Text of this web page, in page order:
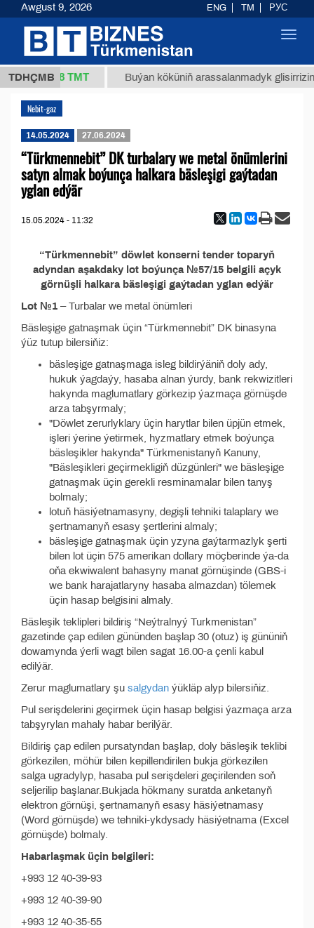
TDHÇMB
(kg.) 37,8 ТМТ Buýan köküniň arassalanmadyk glisirrizin
Nebit-gaz
14.05.2024 27.06.2024
“Türkmennebit” DK turbalary we metal önümlerini
satyn almak boýunça halkara bäsleşigi gaýtadan
yglan edýär
15.05.2024 - 11:32
“Türkmennebit” döwlet konserni tender toparyň
adyndan aşakdaky lot boýunça №57/15 belgili açyk
görnüşli halkara bäsleşigi gaýtadan yglan edýär
Lot №1 – Turbalar we metal önümleri
Bäsleşige gatnaşmak üçin “Türkmennebit” DK binasyna
ýüz tutup bilersiňiz:
bäsleşige gatnaşmaga isleg bildirýäniň doly ady,
hukuk ýagdaýy, hasaba alnan ýurdy, bank rekwizitleri
hakynda maglumatlary görkezip ýazmaça görnüşde
arza tabşyrmaly;
"Döwlet zerurlyklary üçin harytlar bilen üpjün etmek,
işleri ýerine ýetirmek, hyzmatlary etmek boýunça
bäsleşikler hakynda" Türkmenistanyň Kanuny,
"Bäsleşikleri geçirmekligiň düzgünleri" we bäsleşige
gatnaşmak üçin gerekli resminamalar bilen tanyş
bolmaly;
lotuň häsiýetnamasyny, degişli tehniki talaplary we
şertnamanyň esasy şertlerini almaly;
bäsleşige gatnaşmak üçin yzyna gaýtarmazlyk şerti
bilen lot üçin 575 amerikan dollary möçberinde ýa-da
oňa ekwiwalent bahasyny manat görnüşinde (GBS-i
we bank harajatlaryny hasaba almazdan) tölemek
üçin hasap belgisini almaly.
Bäsleşik teklipleri bildiriş “Neýtralnyý Turkmenistan”
gazetinde çap edilen gününden başlap 30 (otuz) iş gününiň
dowamynda ýerli wagt bilen sagat 16.00-a çenli kabul
edilýär.
Zerur maglumatlary şu salgydan ýükläp alyp bilersiňiz.
Pul serişdelerini geçirmek üçin hasap belgisi ýazmaça arza
tabşyrylan mahaly habar berilýär.
Bildiriş çap edilen pursatyndan başlap, doly bäsleşik teklibi
görkezilen, möhür bilen kepillendirilen bukja görkezilen
salga ugradylyp, hasaba pul serişdeleri geçirilenden soň
seljerilip başlanar.Bukjada hökmany suratda anketanyň
elektron görnüşi, şertnamanyň esasy häsiýetnamasy
(Word görnüşde) we tehniki-ykdysady häsiýetnama (Excel
görnüşde) bolmaly.
Habarlaşmak üçin belgileri:
+993 12 40-39-93
+993 12 40-39-90
+993 12 40-35-55
Awgust 9, 2026 ENG TM РУС